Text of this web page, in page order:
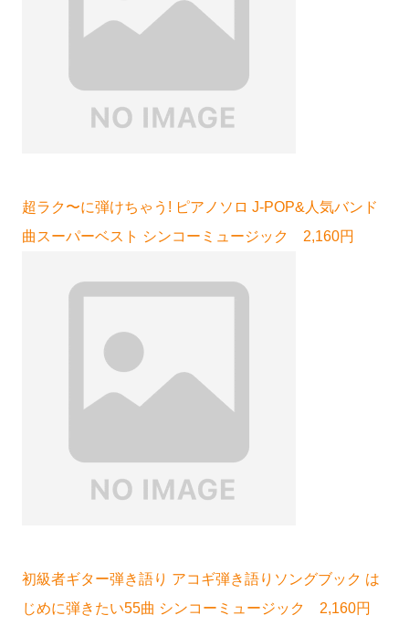
超ラク〜に弾けちゃう! ピアノソロ J-POP&人気バンド
曲スーパーベスト シンコーミュージック 2,160円
初級者ギター弾き語り アコギ弾き語りソングブック は
じめに弾きたい55曲 シンコーミュージック 2,160円